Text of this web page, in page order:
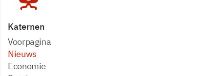
Katernen
Voorpagina
Nieuws
Economie